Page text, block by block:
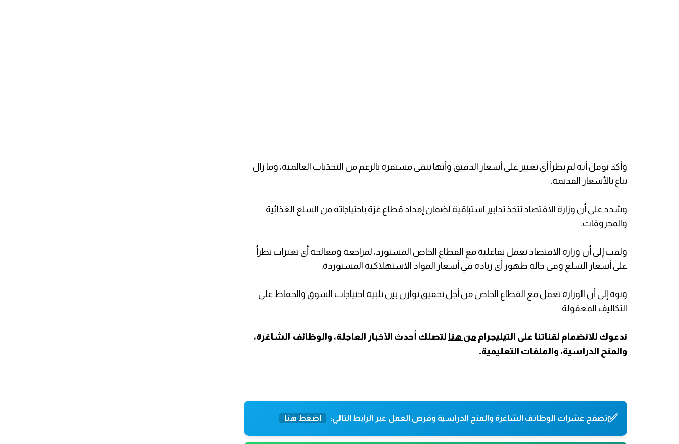
وأكد نوفل أنه لم يطرأ أي تغيير على أسعار الدقيق وأنها تبقى مستقرة بالرغم من التحدّيات العالمية، وما زال
يباع بالأسعار القديمة.
وشدد على أن وزارة الاقتصاد تتخذ تدابير استباقية لضمان إمداد قطاع غزة باحتياجاته من السلع الغذائية
والمحروقات.
ولفت إلى أن وزارة الاقتصاد تعمل بفاعلية مع القطاع الخاص المستورد، لمراجعة ومعالجة أي تغيرات تطرأ
على أسعار السلع وفي حالة ظهور أي زيادة في أسعار المواد الاستهلاكية المستوردة.
ونوه إلى أن الوزارة تعمل مع القطاع الخاص من أجل تحقيق توازن بين تلبية احتياجات السوق والحفاظ على
التكاليف المعقولة.
ندعوك للانضمام لقناتنا على التيليجرام من هنا لتصلك أحدث الأخبار العاجلة، والوظائف الشاغرة،
والمنح الدراسية، والملفات التعليمية.
✅تصفح عشرات الوظائف الشاغرة والمنح الدراسية وفرص العمل عبر الرابط التالي: اضغط هنا